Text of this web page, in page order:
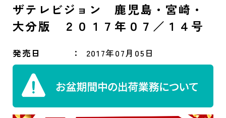
ザテレビジョン 鹿児島・宮崎・
大分版 ２０１７年０７／１４号
発売日 2017年07月05日